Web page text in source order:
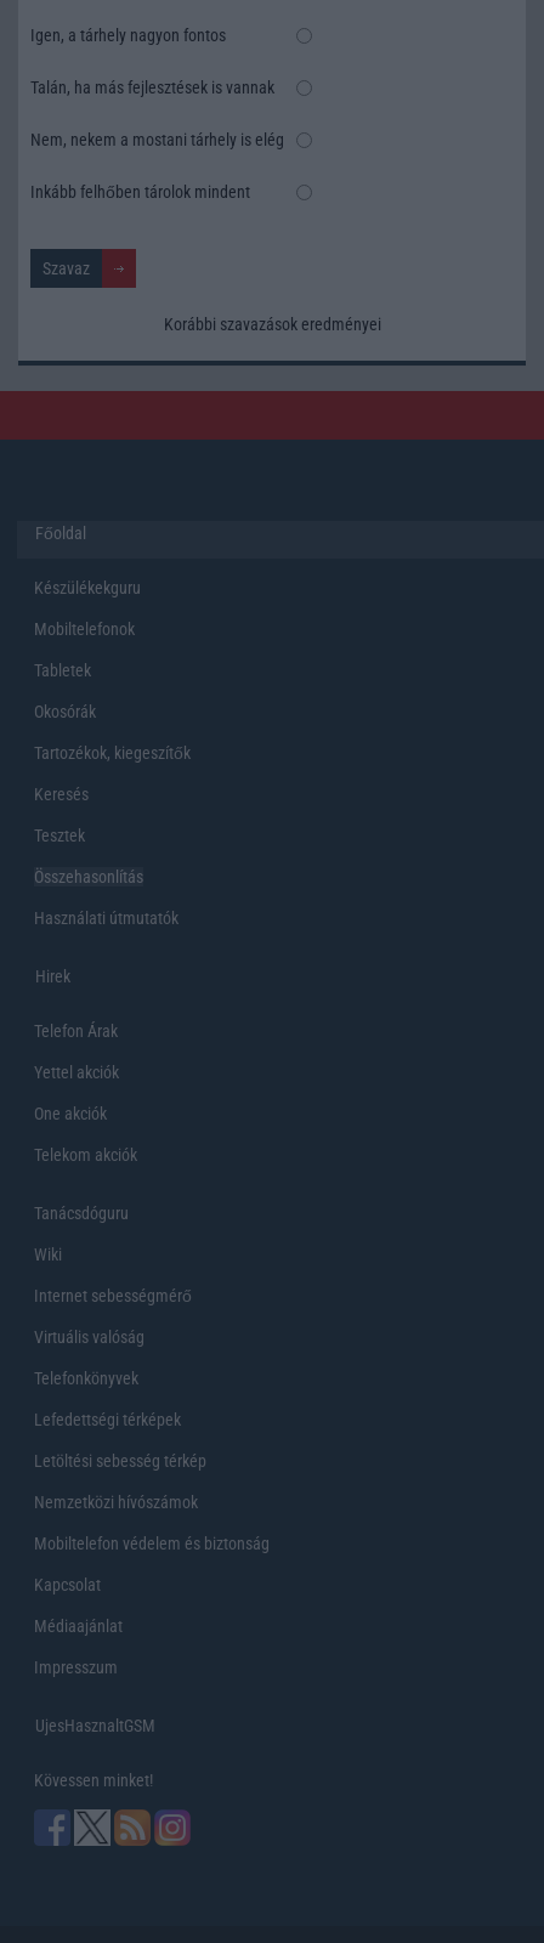
Igen, a tárhely nagyon fontos
Talán, ha más fejlesztések is vannak
Nem, nekem a mostani tárhely is elég
Inkább felhőben tárolok mindent
Korábbi szavazások eredményei
Főoldal
Készülékekguru
Mobiltelefonok
Tabletek
Okosórák
Tartozékok, kiegeszítők
Keresés
Tesztek
Összehasonlítás
Használati útmutatók
Hirek
Telefon Árak
Yettel akciók
One akciók
Telekom akciók
Tanácsdóguru
Wiki
Internet sebességmérő
Virtuális valóság
Telefonkönyvek
Lefedettségi térképek
Letöltési sebesség térkép
Nemzetközi hívószámok
Mobiltelefon védelem és biztonság
Kapcsolat
Médiaajánlat
Impresszum
UjesHasznaltGSM
Kövessen minket!